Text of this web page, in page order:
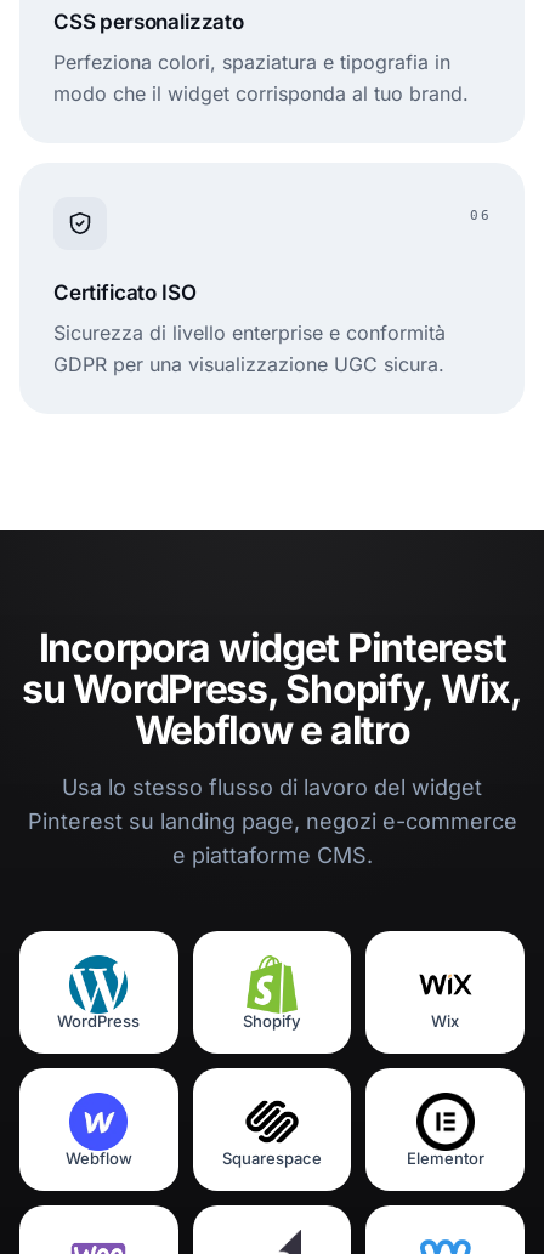
CSS personalizzato
Perfeziona colori, spaziatura e tipografia in
modo che il widget corrisponda al tuo brand.
06
Certificato ISO
Sicurezza di livello enterprise e conformità
GDPR per una visualizzazione UGC sicura.
Incorpora widget Pinterest
su WordPress, Shopify, Wix,
Webflow e altro
Usa lo stesso flusso di lavoro del widget
Pinterest su landing page, negozi e-commerce
e piattaforme CMS.
WordPress Shopify Wix
Webflow Squarespace Elementor